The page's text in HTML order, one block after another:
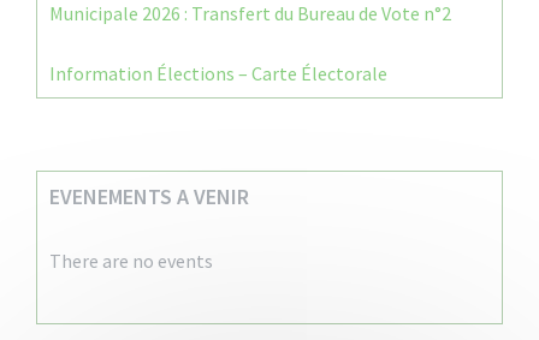
Municipale 2026 : Transfert du Bureau de Vote n°2
Information Élections – Carte Électorale
EVENEMENTS A VENIR
There are no events